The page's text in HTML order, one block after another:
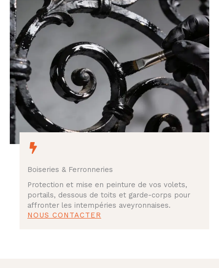
Boiseries & Ferronneries
Protection et mise en peinture de vos volets,
portails, dessous de toits et garde-corps pour
affronter les intempéries aveyronnaises.
NOUS CONTACTER